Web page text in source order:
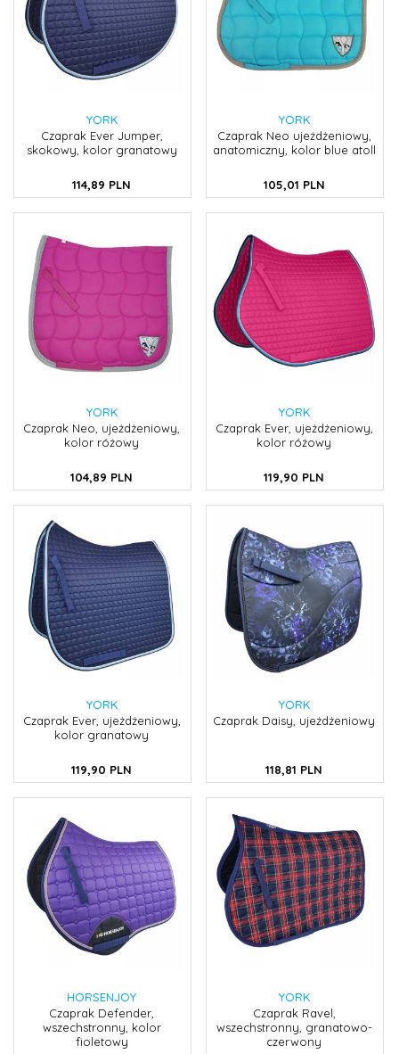
YORK
Czaprak Ever Jumper,
skokowy, kolor granatowy
114,89 PLN
YORK
Czaprak Neo ujeżdżeniowy,
anatomiczny, kolor blue atoll
105,01 PLN
YORK
Czaprak Neo, ujeżdżeniowy,
kolor różowy
104,89 PLN
YORK
Czaprak Ever, ujeżdżeniowy,
kolor różowy
119,90 PLN
YORK
Czaprak Ever, ujeżdżeniowy,
kolor granatowy
119,90 PLN
YORK
Czaprak Daisy, ujeżdżeniowy
118,81 PLN
HORSENJOY
Czaprak Defender,
wszechstronny, kolor
fioletowy
YORK
Czaprak Ravel,
wszechstronny, granatowo-
czerwony